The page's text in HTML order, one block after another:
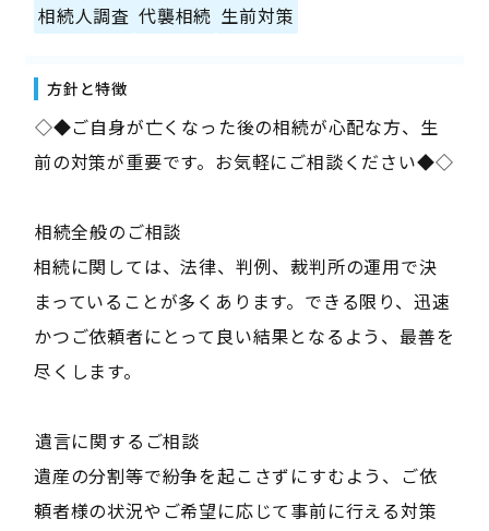
相続人調査 代襲相続 生前対策
方針と特徴
――◇◆ご自身が亡くなった後の相続が心配な方、生
前の対策が重要です。お気軽にご相談ください◆◇――
――相続全般のご相談――
相続に関しては、法律、判例、裁判所の運用で決
まっていることが多くあります。できる限り、迅速
かつご依頼者にとって良い結果となるよう、最善を
尽くします。
――遺言に関するご相談――
遺産の分割等で紛争を起こさずにすむよう、ご依
頼者様の状況やご希望に応じて事前に行える対策